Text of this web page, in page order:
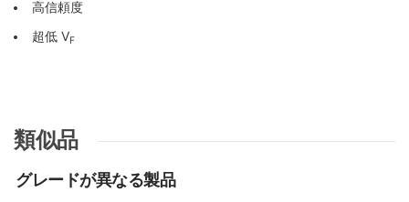
高信頼度
超低 VF
類似品
グレードが異なる製品